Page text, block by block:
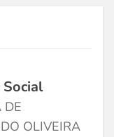
Social
DE
OLIVEIRA